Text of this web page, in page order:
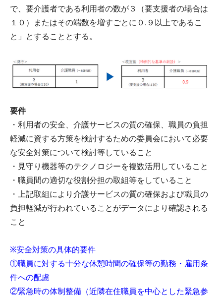
で、要介護者である利用者の数が３（要支援者の場合は
１０）またはその端数を増すごとに０.９以上であるこ
と」とすることとする。
要件
・利用者の安全、介護サービスの質の確保、職員の負担
軽減に資する方策を検討するための委員会において必要
な安全対策について検討等していること
・見守り機器等のテクノロジーを複数活用していること
・職員間の適切な役割分担の取組等をしていること
・上記取組により介護サービスの質の確保および職員の
負担軽減が行われていることがデータにより確認される
こと
※安全対策の具体的要件
①職員に対する十分な休憩時間の確保等の勤務・雇用条
件への配慮
②緊急時の体制整備（近隣在住職員を中心とした緊急参